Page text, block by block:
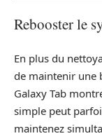
Rebooster le
En plus du
de maintenir une
Galaxy Tab
simple peut
maintenez